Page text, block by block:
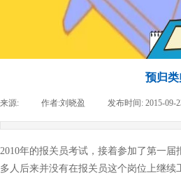
预归类
来源: 作者:刘晓盈 发布时间: 2015-09-
2010年的报关员考试，接着参加了第一
多人后来并没有在报关员这个岗位上继